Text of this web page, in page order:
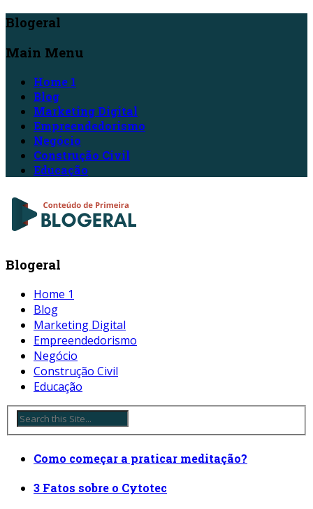
Blogeral
Main Menu
Home 1
Blog
Marketing Digital
Empreendedorismo
Negócio
Construção Civil
Educação
Blogeral
Home 1
Blog
Marketing Digital
Empreendedorismo
Negócio
Construção Civil
Educação
Como começar a praticar meditação?
3 Fatos sobre o Cytotec